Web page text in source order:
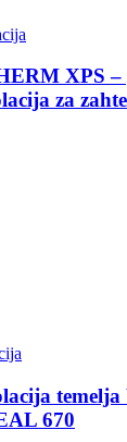
XPS –
za
temelja
670